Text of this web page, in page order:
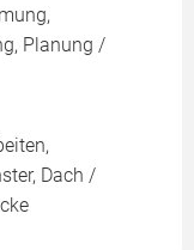
Planung /
Dach /